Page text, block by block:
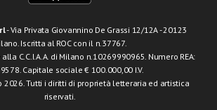
- Via Privata Giovannino De Grassi 12/12A - 20123
Iscritta al ROC con il n.37767.
alla C.C.I.A.A. di Milano n.10269990965. Numero REA:
Capitale sociale € 100.000,00 I.V.
2026. Tutti i diritti di proprietà letteraria ed artistica
riservati.